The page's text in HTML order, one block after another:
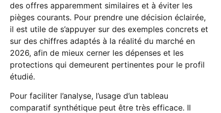
des offres apparemment similaires et à éviter les
pièges courants. Pour prendre une décision éclairée,
il est utile de s’appuyer sur des exemples concrets et
sur des chiffres adaptés à la réalité du marché en
2026, afin de mieux cerner les dépenses et les
protections qui demeurent pertinentes pour le profil
étudié.
Pour faciliter l’analyse, l’usage d’un tableau
comparatif synthétique peut être très efficace. Il